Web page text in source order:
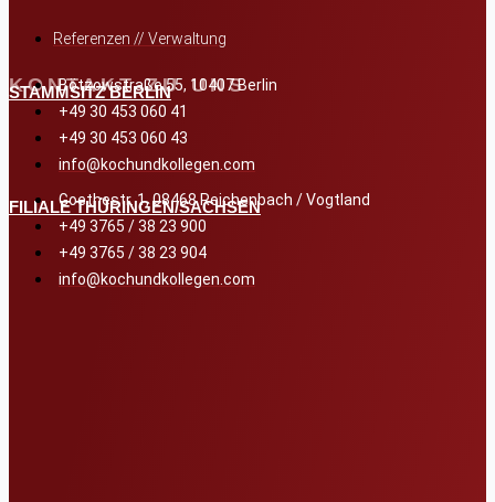
Referenzen // Verwaltung
KONTAKT ZU UNS
STAMMSITZ BERLIN
Bötzowstraße 55, 10407 Berlin
+49 30 453 060 41
+49 30 453 060 43
info@kochundkollegen.com
FILIALE THÜRINGEN/SACHSEN
Goethestr. 1, 08468 Reichenbach / Vogtland
+49 3765 / 38 23 900
+49 3765 / 38 23 904
info@kochundkollegen.com